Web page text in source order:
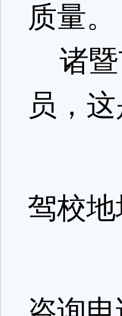
质量。
诸暨
员，
驾校